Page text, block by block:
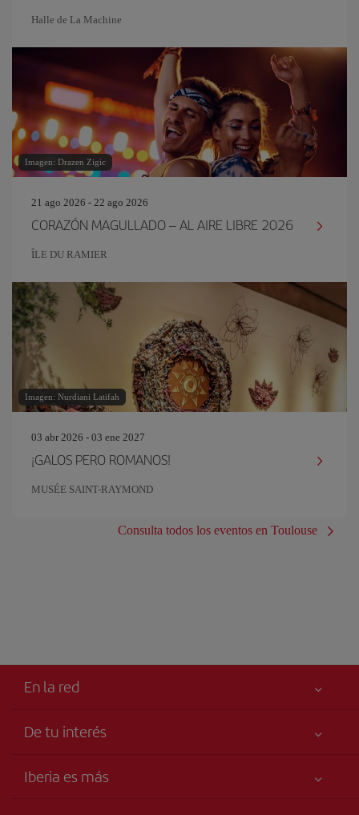
Halle de La Machine
Imagen: Drazen Zigic
21 ago 2026 - 22 ago 2026
CORAZÓN MAGULLADO – AL AIRE LIBRE 2026
ÎLE DU RAMIER
Imagen: Nurdiani Latifah
03 abr 2026 - 03 ene 2027
¡GALOS PERO ROMANOS!
MUSÉE SAINT-RAYMOND
Consulta todos los eventos en Toulouse
En la red
De tu interés
Accesibilidad
Iberia es más